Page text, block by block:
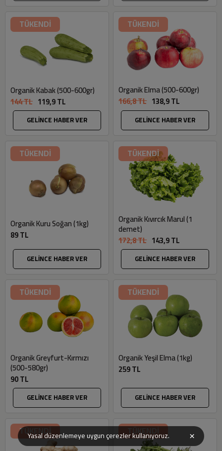
TÜKENDİ
Organik Kabak (500-600gr)
144 TL 119,9 TL
GELİNCE HABER VER
TÜKENDİ
Organik Elma (500-600gr)
166,8 TL 138,9 TL
GELİNCE HABER VER
TÜKENDİ
Organik Kuru Soğan (1kg)
89 TL
GELİNCE HABER VER
TÜKENDİ
Organik Kıvırcık Marul (1
demet)
172,8 TL 143,9 TL
GELİNCE HABER VER
TÜKENDİ
Organik Greyfurt-Kırmızı
(500-580gr)
90 TL
GELİNCE HABER VER
TÜKENDİ
Organik Yeşil Elma (1kg)
259 TL
GELİNCE HABER VER
TÜKENDİ TÜKENDİ
Yasal düzenlemeye uygun çerezler kullanıyoruz. ×